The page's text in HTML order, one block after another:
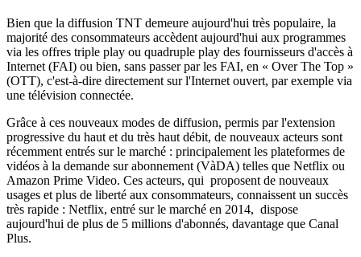
Bien que la diffusion TNT demeure aujourd'hui très populaire, la
majorité des consommateurs accèdent aujourd'hui aux programmes
via les offres triple play ou quadruple play des fournisseurs d'accès à
Internet (FAI) ou bien, sans passer par les FAI, en « Over The Top »
(OTT), c'est-à-dire directement sur l'Internet ouvert, par exemple via
une télévision connectée.
Grâce à ces nouveaux modes de diffusion, permis par l'extension
progressive du haut et du très haut débit, de nouveaux acteurs sont
récemment entrés sur le marché : principalement les plateformes de
vidéos à la demande sur abonnement (VàDA) telles que Netflix ou
Amazon Prime Video. Ces acteurs, qui proposent de nouveaux
usages et plus de liberté aux consommateurs, connaissent un succès
très rapide : Netflix, entré sur le marché en 2014, dispose
aujourd'hui de plus de 5 millions d'abonnés, davantage que Canal
Plus.